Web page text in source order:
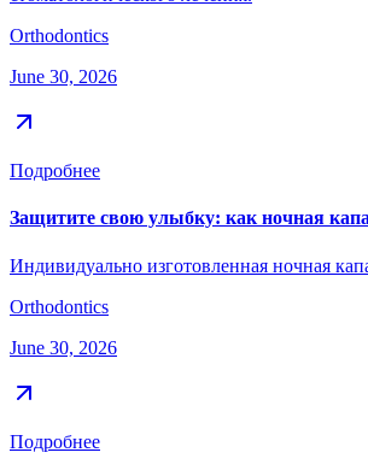
Orthodontics
June 30, 2026
Подробнее
Защитите свою улыбку: как ночная
Индивидуально изготовленная ночная
Orthodontics
June 30, 2026
Подробнее